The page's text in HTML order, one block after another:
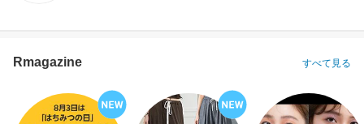
Rmagazine すべて見る